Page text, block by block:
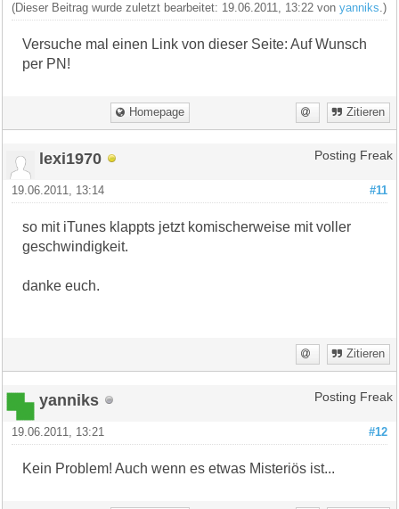
(Dieser Beitrag wurde zuletzt bearbeitet: 19.06.2011, 13:22 vonyanniks .)
Versuche mal einen Link von dieser Seite: Auf Wunsch
per PN!
Homepage Zitieren
lexi1970 Posting Freak
#11
19.06.2011, 13:14
so mit iTunes klappts jetzt komischerweise mit voller
geschwindigkeit.
danke euch.
Zitieren
yanniks Posting Freak
#12
19.06.2011, 13:21
Kein Problem! Auch wenn es etwas Misteriös ist...